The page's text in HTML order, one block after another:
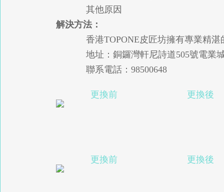
其他原因
解決方法：
香港TOPONE皮匠坊擁有專業精
地址：銅鑼灣軒尼詩道505號電業
聯系電話：98500648
更換前 更換後
更換前 更換後